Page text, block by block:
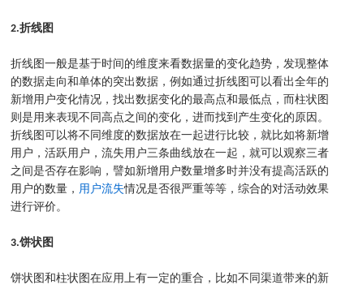
2.折线图
折线图一般是基于时间的维度来看数据量的变化趋势，发现整体
的数据走向和单体的突出数据，例如通过折线图可以看出全年的
新增用户变化情况，找出数据变化的最高点和最低点，而柱状图
则是用来表现不同高点之间的变化，进而找到产生变化的原因。
折线图可以将不同维度的数据放在一起进行比较，就比如将新增
用户，活跃用户，流失用户三条曲线放在一起，就可以观察三者
之间是否存在影响，譬如新增用户数量增多时并没有提高活跃的
用户的数量， 用户流失情况是否很严重等等，综合的对活动效果
进行评价。
3.饼状图
饼状图和柱状图在应用上有一定的重合，比如不同渠道带来的新